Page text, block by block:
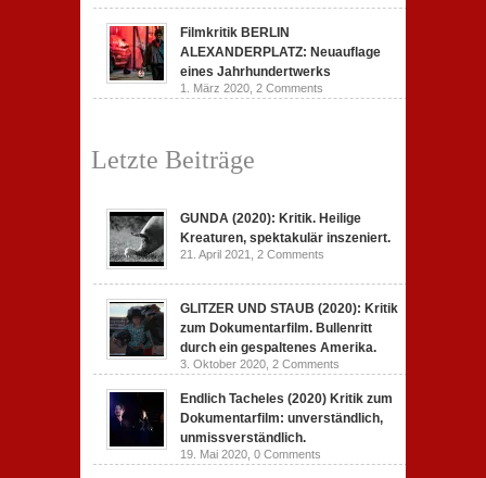
Filmkritik BERLIN
ALEXANDERPLATZ: Neuauflage
eines Jahrhundertwerks
1. März 2020, 2 Comments
Letzte Beiträge
GUNDA (2020): Kritik. Heilige
Kreaturen, spektakulär inszeniert.
21. April 2021, 2 Comments
GLITZER UND STAUB (2020): Kritik
zum Dokumentarfilm. Bullenritt
durch ein gespaltenes Amerika.
3. Oktober 2020, 2 Comments
Endlich Tacheles (2020) Kritik zum
Dokumentarfilm: unverständlich,
unmissverständlich.
19. Mai 2020, 0 Comments